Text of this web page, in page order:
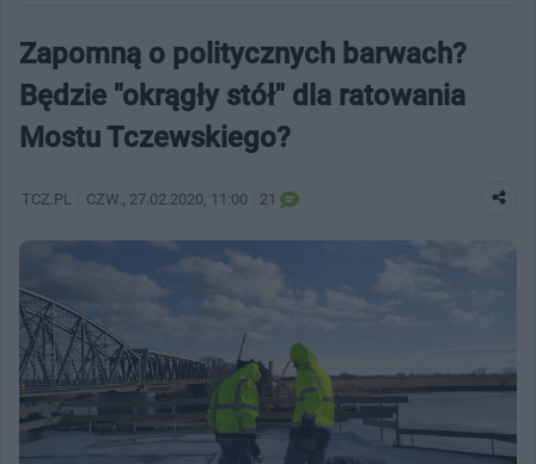
Zapomną o politycznych barwach?
Będzie "okrągły stół" dla ratowania
Mostu Tczewskiego?
TCZ.PL CZW. , 27.02.2020, 11:00 21